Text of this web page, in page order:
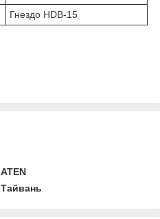
Гнездо HDB-15
ATEN
Тайвань